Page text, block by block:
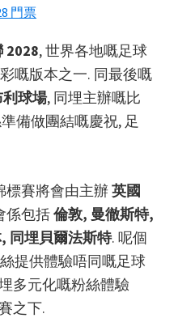
門票
2028, 世界各地嘅足球
嘅版本之一. 同最後嘅
球場, 同埋主辦嘅比
備做團結嘅慶祝, 足
標賽將會由主辦英國
係包括倫敦, 曼徹斯特,
同埋貝爾法斯特. 呢個
提供體驗唔同嘅足球
多元化嘅粉絲體驗
之下.